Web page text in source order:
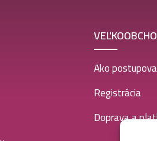
Ako
Registrácia
Doprava a